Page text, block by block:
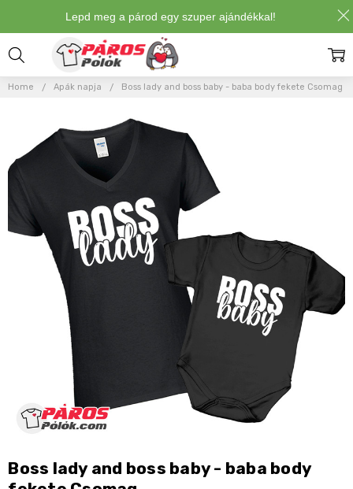
Home Apák napja Boss lady and boss baby - baba body fekete Csomag
Boss lady and boss baby - baba body
Lepd meg a párod egy szuper ajándékkal!